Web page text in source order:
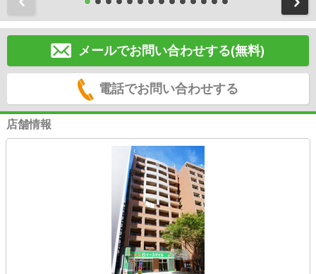
メールでお問い合わせする(無料)
電話でお問い合わせする
店舗情報